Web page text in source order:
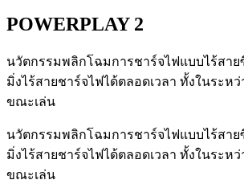
POWERPLAY 2
นวัตกรรมพลิกโฉมการชาร์จไฟแบบไร้สาย
มิ่งไร้สายชาร์จไฟได้ตลอดเวลา ทั้งในระห
ขณะเล่น
นวัตกรรมพลิกโฉมการชาร์จไฟแบบไร้สาย
มิ่งไร้สายชาร์จไฟได้ตลอดเวลา ทั้งในระห
ขณะเล่น